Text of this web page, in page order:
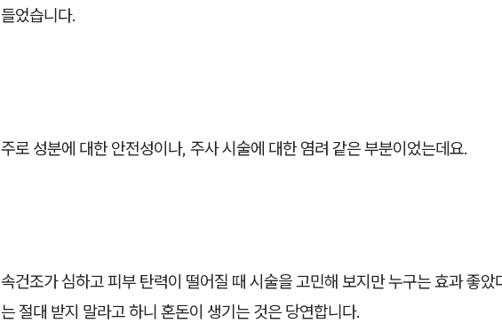
들었습니다.
주로 성분에 대한 안전성이나, 주사 시술에 대한 염려 같은 부분이었는데요.
속건조가 심하고 피부 탄력이 떨어질 때 시술을 고민해 보지만 누구는 효과 좋았
는 절대 받지 말라고 하니 혼돈이 생기는 것은 당연합니다.